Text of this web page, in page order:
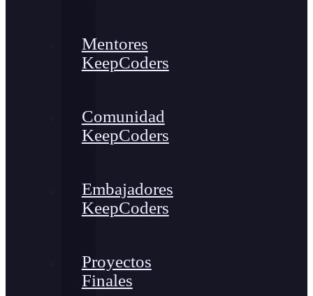
Mentores
KeepCoders
Comunidad
KeepCoders
Embajadores
KeepCoders
Proyectos
Finales